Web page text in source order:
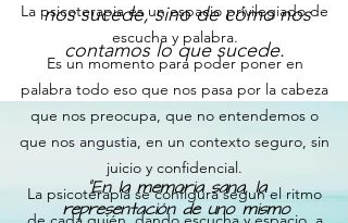
nos sucede, sino de cómo nos
contamos lo que sucede.
“En la memoria sana, la
representación de uno mismo
La psicoterapia es un espacio privilegiado de
escucha y palabra.
Es un momento para poder poner en
palabra todo eso que nos pasa por la cabeza
que nos preocupa, que no entendemos o
que nos angustia, en un contexto seguro, sin
juicio y confidencial.
La psicoterapia se configura segun el ritmo